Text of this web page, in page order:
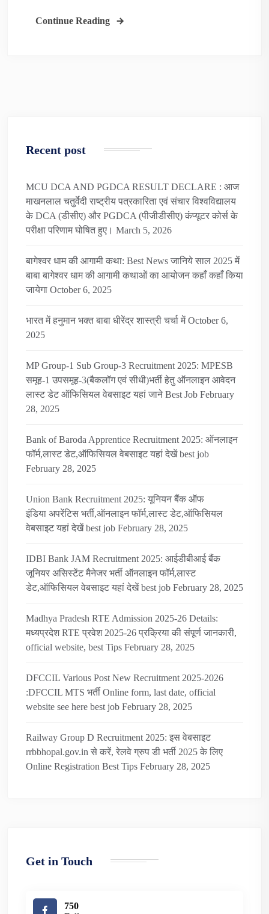
Continue Reading
Recent post
MCU DCA AND PGDCA RESULT DECLARE : आज
माखनलाल चतुर्वेदी राष्ट्रीय पत्रकारिता एवं संचार विश्वविद्यालय
के DCA (डीसीए) और PGDCA (पीजीडीसीए) कंप्यूटर कोर्स के
परीक्षा परिणाम घोषित हुए। March 5, 2026
बागेश्वर धाम की आगामी कथा: Best News जानिये साल 2025 में
बाबा बागेश्वर धाम की आगामी कथाओं का आयोजन कहाँ कहाँ किया
जायेगा October 6, 2025
भारत में हनुमान भक्त बाबा धीरेंद्र शास्त्री चर्चा में October 6,
2025
MP Group-1 Sub Group-3 Recruitment 2025: MPESB
समूह-1 उपसमूह-3(बैकलॉग एवं सीधी)भर्ती हेतु ऑनलाइन आवेदन
लास्ट डेट ऑफिसियल वेबसाइट यहां जाने Best Job February
28, 2025
Bank of Baroda Apprentice Recruitment 2025: ऑनलाइन
फॉर्म,लास्ट डेट,ऑफिसियल वेबसाइट यहां देखें best job
February 28, 2025
Union Bank Recruitment 2025: यूनियन बैंक ऑफ
इंडिया अपरेंटिस भर्ती,ऑनलाइन फॉर्म,लास्ट डेट,ऑफिसियल
वेबसाइट यहां देखें best job February 28, 2025
IDBI Bank JAM Recruitment 2025: आईडीबीआई बैंक
जूनियर असिस्टेंट मैनेजर भर्ती ऑनलाइन फॉर्म,लास्ट
डेट,ऑफिसियल वेबसाइट यहां देखें best job February 28, 2025
Madhya Pradesh RTE Admission 2025-26 Details:
मध्यप्रदेश RTE प्रवेश 2025-26 प्रक्रिया की संपूर्ण जानकारी,
official website, best Tips February 28, 2025
DFCCIL Various Post New Recruitment 2025-2026
:DFCCIL MTS भर्ती Online form, last date, official
website see here best job February 28, 2025
Railway Group D Recruitment 2025: इस वेबसाइट
rrbbhopal.gov.in से करें, रेलवे ग्रुप डी भर्ती 2025 के लिए
Online Registration Best Tips February 28, 2025
Get in Touch
750